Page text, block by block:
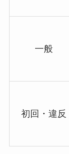
一般
初回・違反